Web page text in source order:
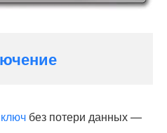
без потери данных —